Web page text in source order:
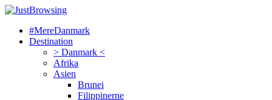
#MereDanmark
Destination
> Danmark <
Afrika
Asien
Brunei
Filippinerne